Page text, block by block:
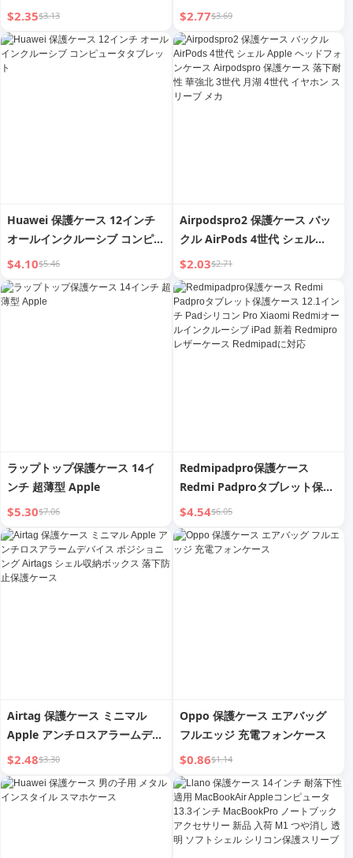
ブレン一体型 Vivo Watch ケー
ス オールインクルーシブ スマ
ート スポーツウォッチgt ダイ
ヤル保護フィルム フルカバー
$2.35$3.13 $2.77$3.69
Huawei 保護ケース 12インチ
オールインクルーシブ コンピュ
ータタブレット
$4.10$5.46
Airpodspro2 保護ケース バッ
クル AirPods 4世代 シェル
Apple ヘッドフォンケース
Airpodspro 保護ケース 落下耐
性 華強北 3世代 月湖 4世代 イ
ヤホン スリーブ メカ
$2.03$2.71
ラップトップ保護ケース 14イ
ンチ 超薄型 Apple
$5.30$7.06
Redmipadpro保護ケース
Redmi Padproタブレット保護
ケース 12.1インチ Padシリコ
ン Pro Xiaomi Redmiオールイ
ンクルーシブ iPad 新着
$4.54$6.05
Airtag 保護ケース ミニマル
Apple アンチロスアラームデバ
イス ポジショニング Airtags
シェル収納ボックス 落下防止保
護ケース
$2.48$3.30
Oppo 保護ケース エアバッグ
フルエッジ 充電フォンケース
$0.86$1.14